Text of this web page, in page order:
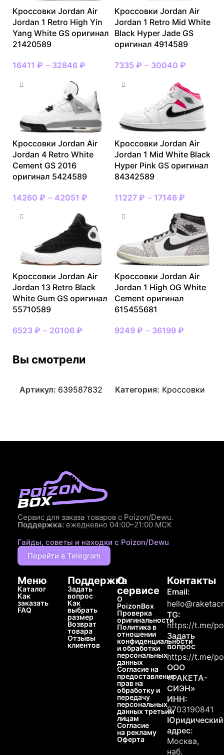
Кроссовки Jordan Air
Jordan 1 Retro High Yin
Yang White GS оригинал
21420589
16411 ₽ – 32846 ₽
Кроссовки Jordan Air
Jordan 1 Retro Mid White
Black Hyper Jade GS
оригинал 4914589
7335 ₽ – 30040 ₽
Кроссовки Jordan Air
Jordan 4 Retro White
Cement GS 2016
оригинал 5424589
14260 ₽ – 42051 ₽
Кроссовки Jordan Air
Jordan 1 Mid White Black
Hyper Pink GS оригинал
84342589
11227 ₽ – 17146 ₽
Кроссовки Jordan Air
Jordan 13 Retro Black
White Gum GS оригинал
55710589
6523 ₽ – 20106 ₽
Кроссовки Jordan Air
Jordan 1 High OG White
Cement оригинал
615455681
9249 ₽ – 36199 ₽
Вы смотрели
Артикул: 639587832 Категория: Кроссовки
Сервис для заказа товаров с Poizon/Dewu.
Поддержка: ежедневно 04:00–21:00 МСК
Гайды, советы и находки с Poizon/Dewu
Перейти в Telegram
Меню
Каталог
Как
заказать
FAQ
Поддержка
Задать
вопрос
Как
выбрать
размер
Возврат
товара
Отзывы
клиентов
О
сервисе
О
PoizonBox
Проверка
оригинальности
Политика в
отношении
конфиденциальности
и обработки
персональных
данных
Согласие на
предоставление
прав на
обработку и
передачу
персональных
данных третьим
лицам
Согласие
на рекламу
Оферта
Контакты
Email:
TG:
https://t.me/
Задать
вопрос
https://t.me/
ООО
«РАКЕТА-
СИЭН»
ИНН:
9703190841
Юридический
адрес:
Москва,
наб.